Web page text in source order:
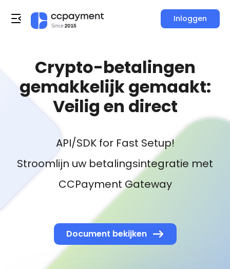
Inloggen
Crypto-betalingen
gemakkelijk gemaakt:
Veilig en direct
API/SDK for Fast Setup!
Stroomlijn uw betalingsintegratie met
CCPayment Gateway
Document bekijken